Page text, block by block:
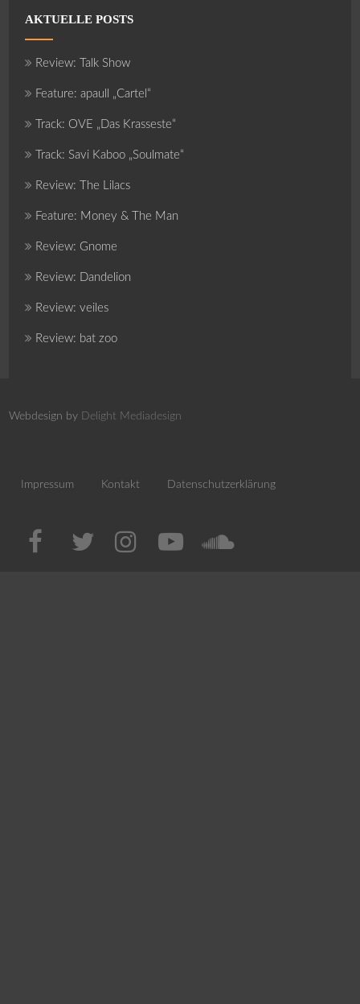
AKTUELLE POSTS
Review: Talk Show
Feature: apaull „Cartel“
Track: OVE „Das Krasseste“
Track: Savi Kaboo „Soulmate“
Review: The Lilacs
Feature: Money & The Man
Review: Gnome
Review: Dandelion
Review: veiles
Review: bat zoo
Webdesign by Delight Mediadesign
Impressum Kontakt Datenschutzerklärung